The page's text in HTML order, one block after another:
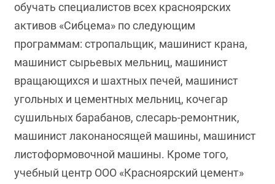
обучать специалистов всех красноярских
активов «Сибцема» по следующим
программам: стропальщик, машинист крана,
машинист сырьевых мельниц, машинист
вращающихся и шахтных печей, машинист
угольных и цементных мельниц, кочегар
сушильных барабанов, слесарь-ремонтник,
машинист лаконаносящей машины, машинист
листоформовочной машины. Кроме того,
учебный центр ООО «Красноярский цемент»